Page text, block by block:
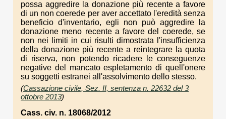
possa aggredire la donazione più recente a favore
di un non coerede per aver accettato l'eredità senza
beneficio d'inventario, egli non può aggredire la
donazione meno recente a favore del coerede, se
non nei limiti in cui risulti dimostrata l'insufficienza
della donazione più recente a reintegrare la quota
di riserva, non potendo ricadere le conseguenze
negative del mancato espletamento di quell'onere
su soggetti estranei all'assolvimento dello stesso.
(Cassazione civile, Sez. II, sentenza n. 22632 del 3
ottobre 2013)
Cass. civ. n. 18068/2012